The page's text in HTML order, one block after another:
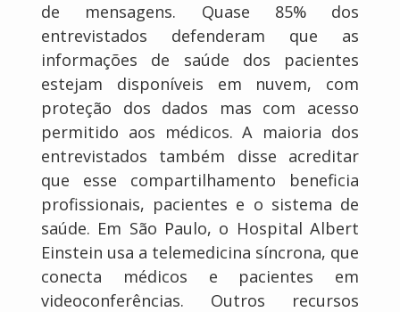
de mensagens. Quase 85% dos
entrevistados defenderam que as
informações de saúde dos pacientes
estejam disponíveis em nuvem, com
proteção dos dados mas com acesso
permitido aos médicos. A maioria dos
entrevistados também disse acreditar
que esse compartilhamento beneficia
profissionais, pacientes e o sistema de
saúde. Em São Paulo, o Hospital Albert
Einstein usa a telemedicina síncrona, que
conecta médicos e pacientes em
videoconferências. Outros recursos